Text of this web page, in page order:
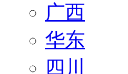
广西
华东
四川